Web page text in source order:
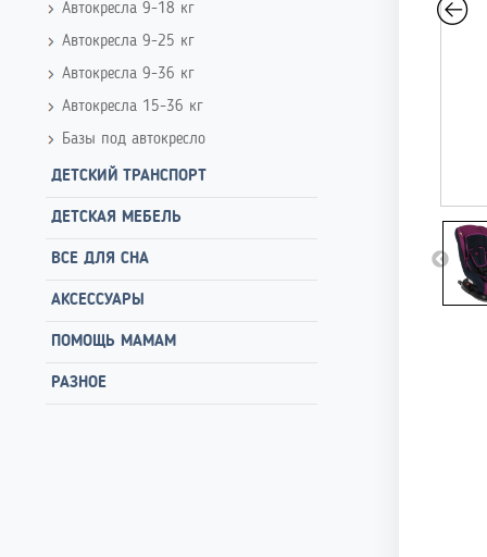
Автокресла 9-18 кг
Автокресла 9-25 кг
Автокресла 9-36 кг
Автокресла 15-36 кг
Базы под автокресло
ДЕТСКИЙ ТРАНСПОРТ
ДЕТСКАЯ МЕБЕЛЬ
ВСЕ ДЛЯ СНА
АКСЕССУАРЫ
ПОМОЩЬ МАМАМ
РАЗНОЕ